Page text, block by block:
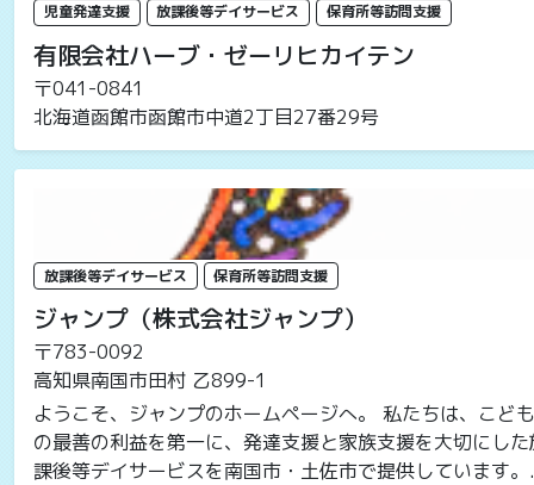
児童発達支援 放課後等デイサービス 保育所等訪問支援
有限会社ハーブ・ゼーリヒカイテン
〒041-0841
北海道函館市函館市中道2丁目27番29号
放課後等デイサービス 保育所等訪問支援
ジャンプ（株式会社ジャンプ）
〒783-0092
高知県南国市田村 乙899-1
ようこそ、ジャンプのホームページへ。 私たちは、こども
の最善の利益を第一に、発達支援と家族支援を大切にした
課後等デイサービスを南国市・土佐市で提供しています